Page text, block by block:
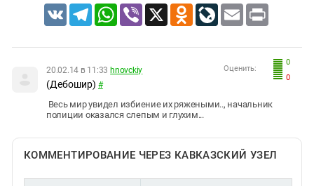
VK TelegramWhatsApp
Viber X Odnoklassniki
LiveJournal
Email Print
0
0
Оценить:
20.02.14 в 11:33 hnovckiy
(Дебошир) #
Весь мир увидел избиение их ряжеными.., начальник
полиции оказался слепым и глухим...
КОММЕНТИРОВАНИЕ ЧЕРЕЗ КАВКАЗСКИЙ УЗЕЛ